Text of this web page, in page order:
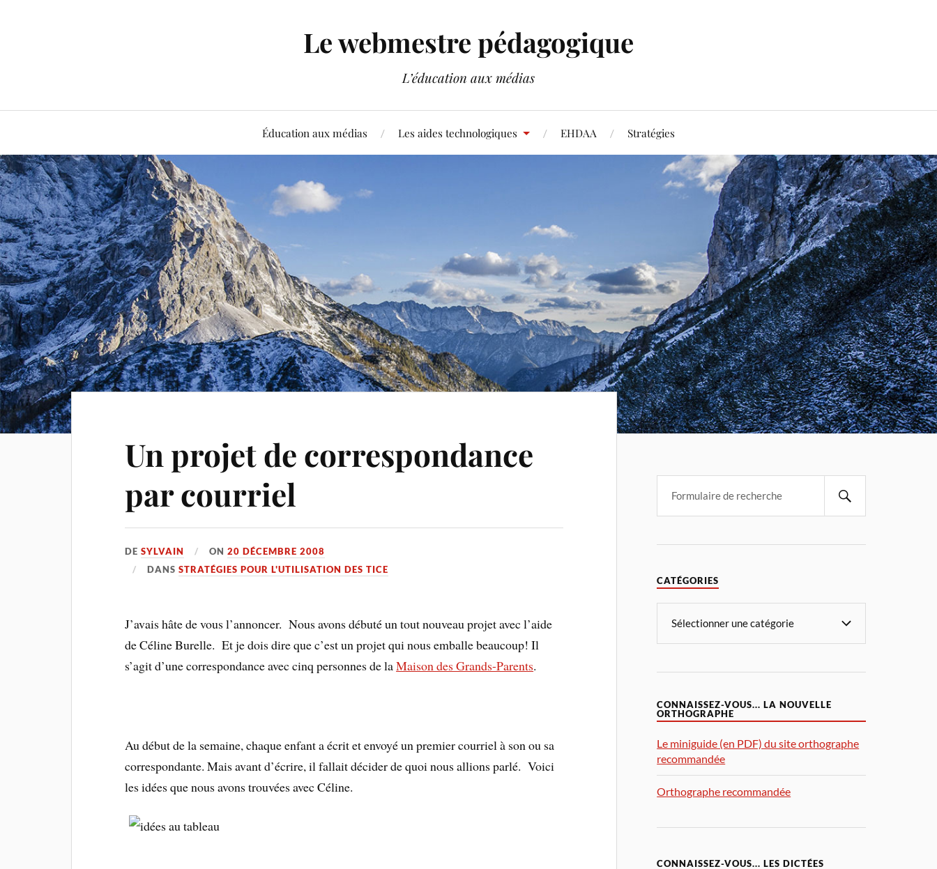
Le webmestre pédagogique
L’éducation aux médias
Éducation aux médias Les aides technologiques EHDAA Stratégies
Un projet de correspondance
par courriel
DESYLVAIN ON20 DÉCEMBRE 2008
DANSSTRATÉGIES POUR L'UTILISATION DES TICE
J’avais hâte de vous l’annoncer. Nous avons débuté un tout nouveau projet avec l’aide
de Céline Burelle. Et je dois dire que c’est un projet qui nous emballe beaucoup! Il
s’agit d’une correspondance avec cinq personnes de laMaison des Grands-Parents.
Au début de la semaine, chaque enfant a écrit et envoyé un premier courriel à son ou sa
correspondante. Mais avant d’écrire, il fallait décider de quoi nous allions parlé. Voici
les idées que nous avons trouvées avec Céline.
CATÉGORIES
CONNAISSEZ-VOUS... LA NOUVELLE
ORTHOGRAPHE
Le miniguide (en PDF) du site orthographe
recommandée
Orthographe recommandée
CONNAISSEZ-VOUS... LES DICTÉES